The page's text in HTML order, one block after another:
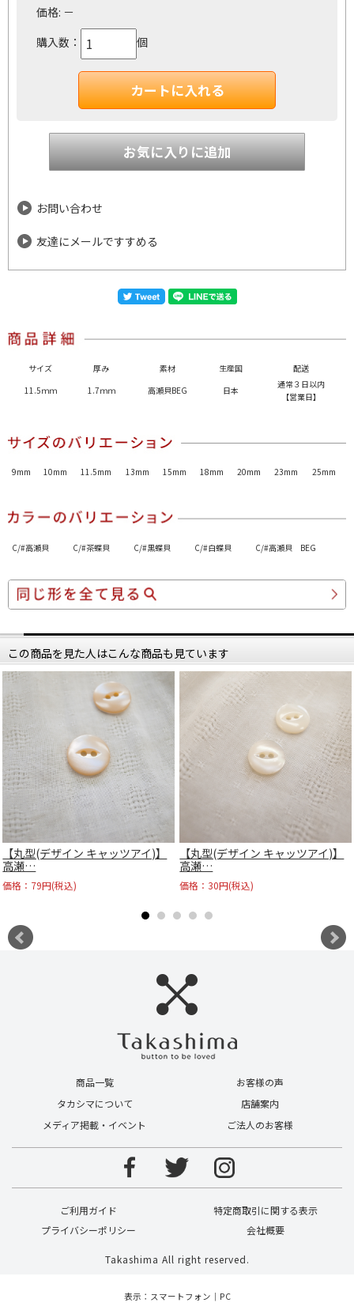
価格: －
購入数：
個
お問い合わせ
友達にメールですすめる
サイズ 厚み 素材 生産国
配送
11.5ｍｍ
1.7ｍｍ 高瀬貝BEG 日本
通常３日以内
【営業日】
9mm 10mm 11.5mm 13mm 15mm 18mm 20mm 23mm 25mm
C/#高瀬貝 C/#茶蝶貝 C/#黒蝶貝 C/#白蝶貝 C/#高瀬貝 BEG
この商品を見た人はこんな商品も見ています
【丸型(デザイン キャッツアイ)】
高瀬…
価格：79円(税込)
【丸型(デザイン キャッツアイ)】
高瀬…
価格：30円(税込)
商品一覧
お客様の声
タカシマについて
店舗案内
メディア掲載・イベント
ご法人のお客様
ご利用ガイド
特定商取引に関する表示
プライバシーポリシー
会社概要
Takashima All right reserved.
表示：スマートフォン｜ PC